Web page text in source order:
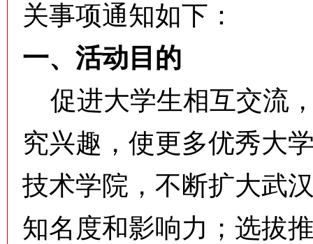
关事项通知如下：
一、活动目的
促进大学生相互交流
究兴趣，使更多优秀大
技术学院，不断扩大武
知名度和影响力；选拔